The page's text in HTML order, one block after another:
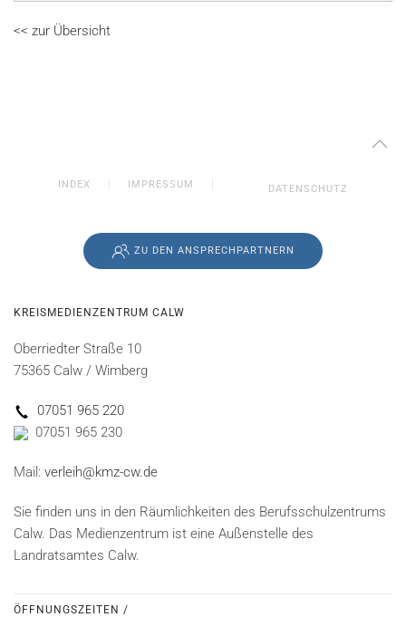
<< zur Übersicht
INDEX IMPRESSUM DATENSCHUTZ
ZU DEN ANSPRECHPARTNERN
KREISMEDIENZENTRUM CALW
Oberriedter Straße 10
75365 Calw / Wimberg
07051 965 220
07051 965 230
Mail: verleih@kmz-cw.de
Sie finden uns in den Räumlichkeiten des Berufsschulzentrums
Calw. Das Medienzentrum ist eine Außenstelle des
Landratsamtes Calw.
ÖFFNUNGSZEITEN /